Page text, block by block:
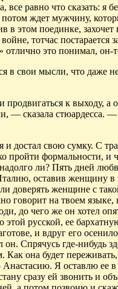
все равно что сказать: я
ждет мужчину,
в этом поединке,
тотчас постарается
отлично это понимал, он-
в свои мысли, что даже
продвигаться к выходу, а
— сказала стюардесса. —
и достал свою сумку. С
пройти формальности, и
ли? Пять дней
оставив женщину в
доверять женщине с
говорит на твоем
до чего же он хотел
этой русской, ее
и вдруг его
он. Спрячусь где-нибудь
Как она будет
Я оставлю ее в
сразу ей звонить и